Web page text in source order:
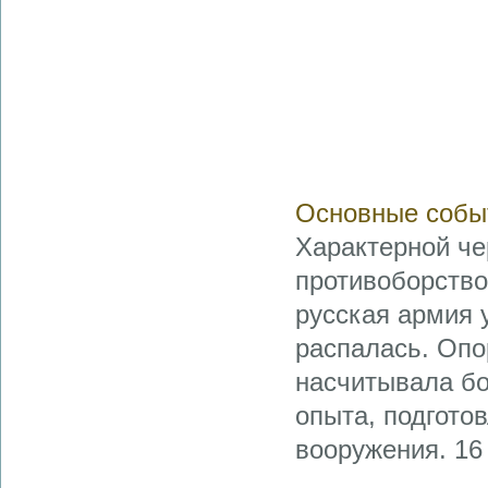
Основные
Характерной
русская армия
распалась.
насчитывала
опыта,
вооружения.